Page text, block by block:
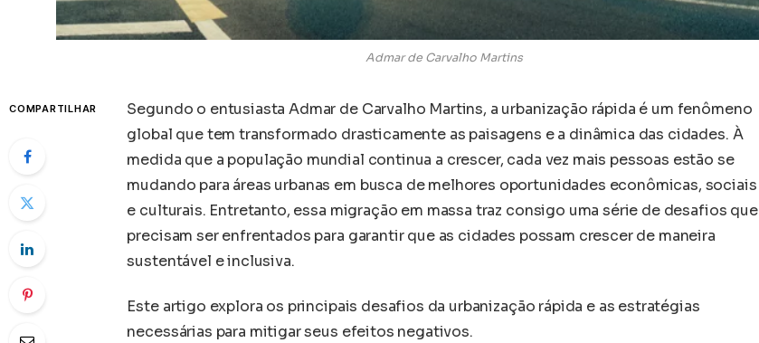
Admar de Carvalho Martins
COMPARTILHAR
Segundo o entusiasta Admar de Carvalho Martins, a urbanização rápida é um fenômeno
global que tem transformado drasticamente as paisagens e a dinâmica das cidades. À
medida que a população mundial continua a crescer, cada vez mais pessoas estão se
mudando para áreas urbanas em busca de melhores oportunidades econômicas, sociais
e culturais. Entretanto, essa migração em massa traz consigo uma série de desafios que
precisam ser enfrentados para garantir que as cidades possam crescer de maneira
sustentável e inclusiva.
Este artigo explora os principais desafios da urbanização rápida e as estratégias
necessárias para mitigar seus efeitos negativos.